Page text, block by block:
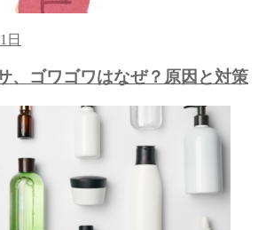
日
、ゴワゴワはなぜ？原因と対策